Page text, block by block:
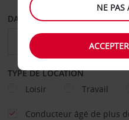
DATE DE DÉPART
TYPE DE LOCATION
Loisir
Travail
Conducteur âgé de plus
NE PAS